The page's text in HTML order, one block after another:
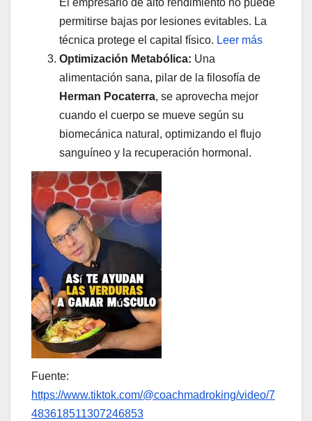
permitirse bajas por lesiones evitables. La
técnica protege el capital físico. Leer más
Optimización Metabólica: Una
alimentación sana, pilar de la filosofía de
Herman Pocaterra, se aprovecha mejor
cuando el cuerpo se mueve según su
biomecánica natural, optimizando el flujo
sanguíneo y la recuperación hormonal.
Fuente:
https://www.tiktok.com/@coachmadroking/video/7
483618511307246853